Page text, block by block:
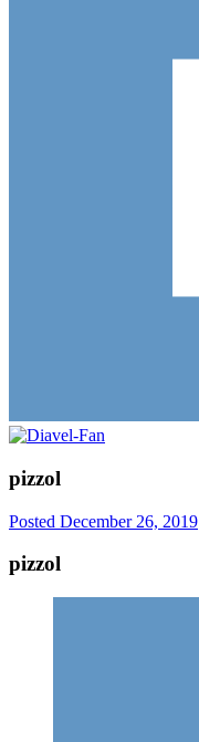
pizzol
Posted December 26, 2019
pizzol